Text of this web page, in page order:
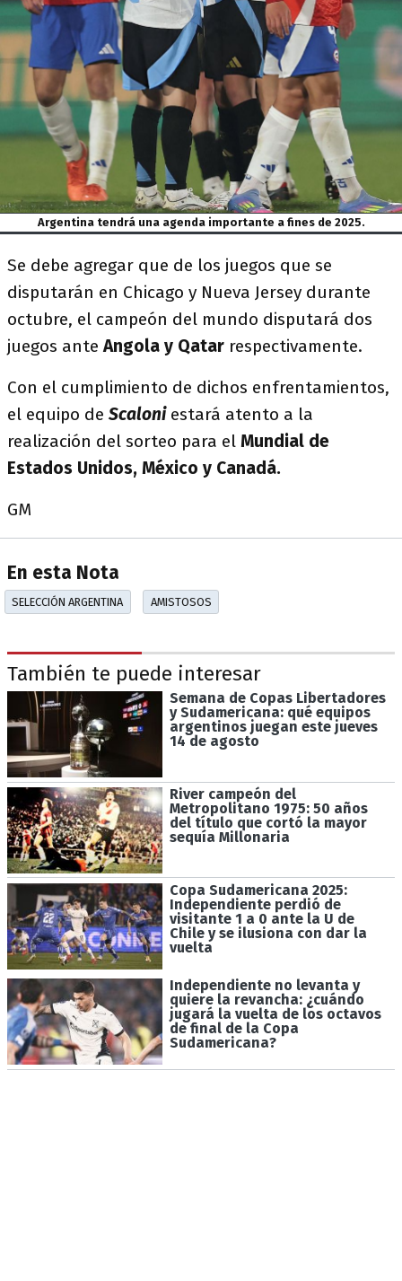
Argentina tendrá una agenda importante a fines de 2025.
Se debe agregar que de los juegos que se
disputarán en Chicago y Nueva Jersey durante
octubre, el campeón del mundo disputará dos
juegos ante Angola y Qatar respectivamente.
Con el cumplimiento de dichos enfrentamientos,
el equipo de Scaloniestará atento a la
realización del sorteo para el Mundial de
Estados Unidos, México y Canadá.
GM
En esta Nota
SELECCIÓN ARGENTINA AMISTOSOS
También te puede interesar
Semana de Copas Libertadores
y Sudamericana: qué equipos
argentinos juegan este jueves
14 de agosto
River campeón del
Metropolitano 1975: 50 años
del título que cortó la mayor
sequía Millonaria
Copa Sudamericana 2025:
Independiente perdió de
visitante 1 a 0 ante la U de
Chile y se ilusiona con dar la
vuelta
Independiente no levanta y
quiere la revancha: ¿cuándo
jugará la vuelta de los octavos
de final de la Copa
Sudamericana?